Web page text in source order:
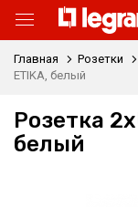
Главная Розетки
ETIKA, белый
Розетка
белый